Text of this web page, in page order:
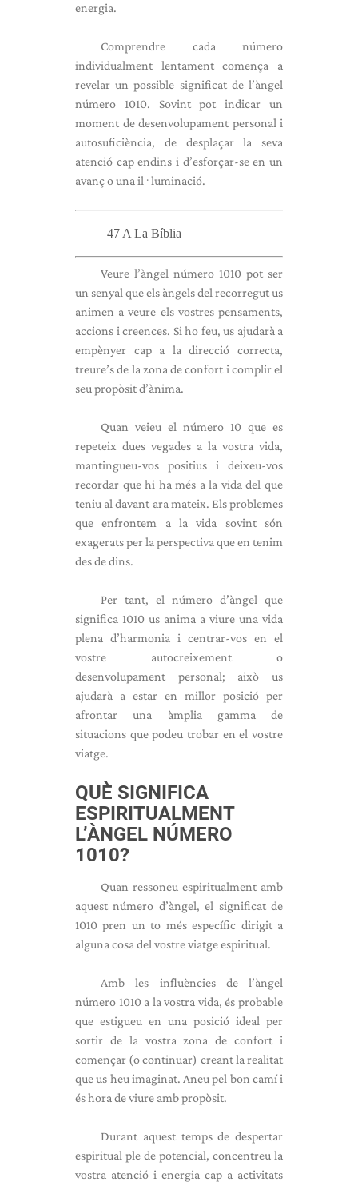
energia.
Comprendre cada número
individualment lentament comença a
revelar un possible significat de l’àngel
número 1010. Sovint pot indicar un
moment de desenvolupament personal i
autosuficiència, de desplaçar la seva
atenció cap endins i d’esforçar-se en un
avanç o una il·luminació.
47 A La Bíblia
Veure l’àngel número 1010 pot ser
un senyal que els àngels del recorregut us
animen a veure els vostres pensaments,
accions i creences. Si ho feu, us ajudarà a
empènyer cap a la direcció correcta,
treure’s de la zona de confort i complir el
seu propòsit d’ànima.
Quan veieu el número 10 que es
repeteix dues vegades a la vostra vida,
mantingueu-vos positius i deixeu-vos
recordar que hi ha més a la vida del que
teniu al davant ara mateix. Els problemes
que enfrontem a la vida sovint són
exagerats per la perspectiva que en tenim
des de dins.
Per tant, el número d’àngel que
significa 1010 us anima a viure una vida
plena d’harmonia i centrar-vos en el
vostre autocreixement o
desenvolupament personal; això us
ajudarà a estar en millor posició per
afrontar una àmplia gamma de
situacions que podeu trobar en el vostre
viatge.
QUÈ SIGNIFICA
ESPIRITUALMENT
L’ÀNGEL NÚMERO
1010?
Quan ressoneu espiritualment amb
aquest número d’àngel, el significat de
1010 pren un to més específic dirigit a
alguna cosa del vostre viatge espiritual.
Amb les influències de l’àngel
número 1010 a la vostra vida, és probable
que estigueu en una posició ideal per
sortir de la vostra zona de confort i
començar (o continuar) creant la realitat
que us heu imaginat. Aneu pel bon camí i
és hora de viure amb propòsit.
Durant aquest temps de despertar
espiritual ple de potencial, concentreu la
vostra atenció i energia cap a activitats